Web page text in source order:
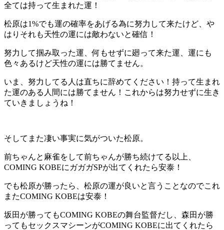
全ては持って生まれた運！
松原は1%でも運の確率をあげる為に努力して来たけど、や
はりそれも天性の運には敵わないと確信！
努力して掴み取った運、何もせずに廻って来た運、運にも
色々あるけど天性の運には勝てません。
いま、努力してる人は直ちに辞めてください！持って生まれ
た運のある人間には勝てません！これからは努力せずに生き
ていきましょうね！
そしてまた凄い事実に気がついた松原。
前ちゃんと麻雀をして前ちゃんが勝ち続けてる以上、
COMING KOBEにガガガSPが出てくれたら安泰！
でも松原が勝ったら、松原の運が良いと言うことなのでこれ
またCOMING KOBEは安泰！
坂田が勝ってもCOMING KOBEの舞台監督だし、森田が勝
ってもセックスマシーンがCOMING KOBEに出てくれたら